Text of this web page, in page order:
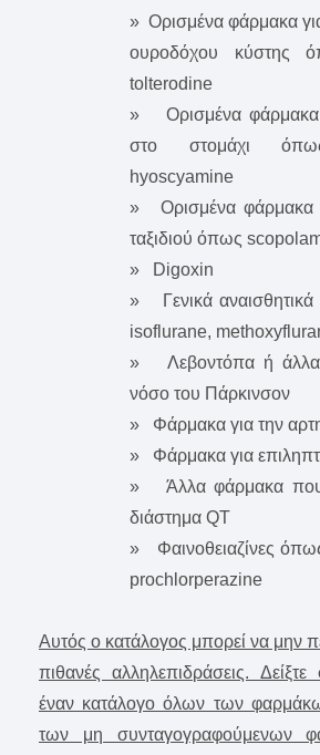
» Ορισμένα φάρμακα
ουροδόχου κύστης
tolterodine
» Ορισμένα φάρμακα
στο στομάχι
hyoscyamine
» Ορισμένα φάρμακα
ταξιδιού όπως
» Digoxin
» Γενικά
isoflurane,
» Λεβοντόπα ή άλλα
νόσο του Πάρκινσον
» Φάρμακα για την
» Φάρμακα για
» Άλλα φάρμακα που
διάστημα QT
» Φαινοθειαζίνες
prochlorperazine
Αυτός ο κατάλογος μπορεί να μην
πιθανές αλληλεπιδράσεις.
έναν κατάλογο όλων των
των μη συνταγογραφούμενων